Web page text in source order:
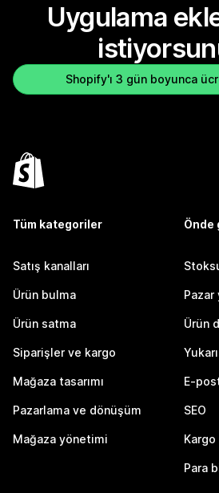
Uygulama
Shopify'ı 3 gün boyunca
Tüm kategoriler
Satış kanalları
Ürün bulma
Ürün satma
Siparişler ve kargo
Mağaza tasarımı
Pazarlama ve dönüşüm
Mağaza yönetimi
Önde
Pazar
Ürün
E-
SEO
Kargo
Para